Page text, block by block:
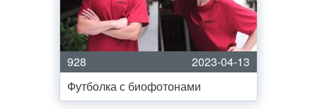
928
2023-04-13
Футболка с биофотонами